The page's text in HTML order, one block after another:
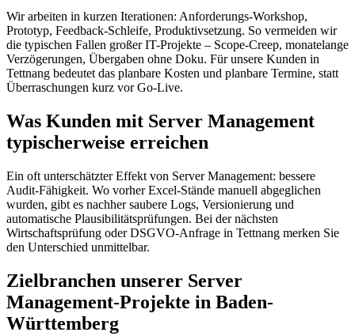
Wir arbeiten in kurzen Iterationen: Anforderungs-Workshop,
Prototyp, Feedback-Schleife, Produktivsetzung. So vermeiden wir
die typischen Fallen großer IT-Projekte – Scope-Creep, monatelange
Verzögerungen, Übergaben ohne Doku. Für unsere Kunden in
Tettnang bedeutet das planbare Kosten und planbare Termine, statt
Überraschungen kurz vor Go-Live.
Was Kunden mit Server Management
typischerweise erreichen
Ein oft unterschätzter Effekt von Server Management: bessere
Audit-Fähigkeit. Wo vorher Excel-Stände manuell abgeglichen
wurden, gibt es nachher saubere Logs, Versionierung und
automatische Plausibilitätsprüfungen. Bei der nächsten
Wirtschaftsprüfung oder DSGVO-Anfrage in Tettnang merken Sie
den Unterschied unmittelbar.
Zielbranchen unserer Server
Management-Projekte in Baden-
Württemberg